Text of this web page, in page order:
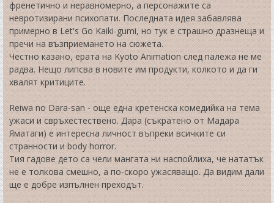
френетично и неравномерно, а персонажите са
невротизирани психопати. Последната идея забавлява
примерно в Let's Go Kaiki-gumi, но тук е страшно дразнеща и
пречи на възприемането на сюжета.
Честно казано, ерата на Kyoto Animation след палежа не ме
радва. Нещо липсва в новите им продукти, колкото и да ги
хвалят критиците.
Reiwa no Dara-san - още една кретенска комедийка на тема
ужаси и свръхестествено. Дара (съкратено от Мадара
Яматаги) е интересна личност въпреки всичките си
странности и body horror.
Тия гадове дето са чели мангата ни наспойлиха, че нататък
не е толкова смешно, а по-скоро ужасяващо. Да видим дали
ще е добре изпълнен преходът.